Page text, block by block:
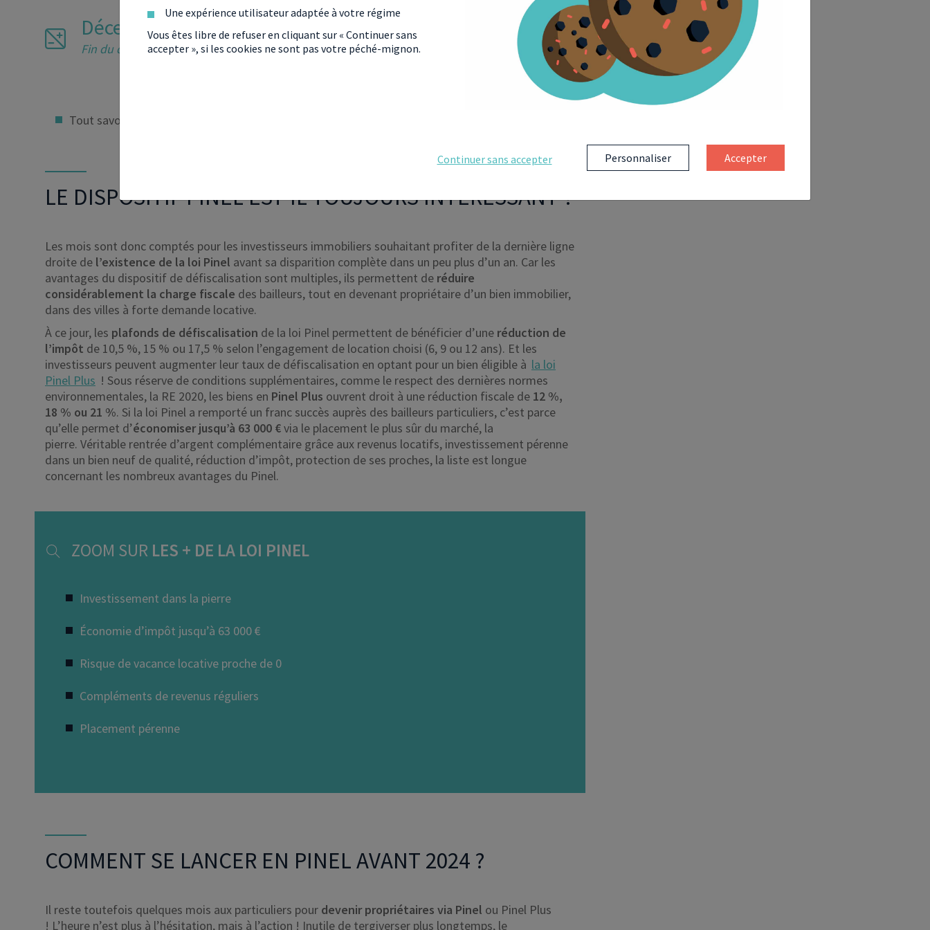
Décembre 2024
Fin du dispositif Pinel
Tout savoir sur
LE DISPOSITIF PINEL EST-IL TOUJOURS INTÉRESSANT ?
Les mois sont donc comptés pour les investisseurs immobiliers souhaitant profiter de la dernière ligne
droite de l’existence de la loi Pinel avant sa disparition complète dans un peu plus d’un an. Car les
avantages du dispositif de défiscalisation sont multiples, ils permettent de réduire
considérablement la charge fiscale des bailleurs, tout en devenant propriétaire d’un bien immobilier,
dans des villes à forte demande locative.
À ce jour, les plafonds de défiscalisation de la loi Pinel permettent de bénéficier d’une réduction de
l’impôt de 10,5 %, 15 % ou 17,5 % selon l’engagement de location choisi (6, 9 ou 12 ans). Et les
investisseurs peuvent augmenter leur taux de défiscalisation en optant pour un bien éligible à la loi
Pinel Plus ! Sous réserve de conditions supplémentaires, comme le respect des dernières normes
environnementales, la RE 2020, les biens en Pinel Plus ouvrent droit à une réduction fiscale de 12 %,
18 % ou 21 %. Si la loi Pinel a remporté un franc succès auprès des bailleurs particuliers, c’est parce
qu’elle permet d’économiser jusqu’à 63 000 €via le placement le plus sûr du marché, la
pierre. Véritable rentrée d’argent complémentaire grâce aux revenus locatifs, investissement pérenne
dans un bien neuf de qualité, réduction d’impôt, protection de ses proches, la liste est longue
concernant les nombreux avantages du Pinel.
ZOOM SUR LES + DE LA LOI PINEL
Investissement dans la pierre
Économie d’impôt jusqu’à 63 000 €
Risque de vacance locative proche de 0
Compléments de revenus réguliers
Placement pérenne
COMMENT SE LANCER EN PINEL AVANT 2024 ?
Il reste toutefois quelques mois aux particuliers pour devenir propriétaires via Pinel ou Pinel Plus
! L’heure n’est plus à l’hésitation, mais à l’action ! Inutile de tergiverser plus longtemps, le
Une expérience utilisateur adaptée à votre régime
Vous êtes libre de refuser en cliquant sur « Continuer sans
accepter », si les cookies ne sont pas votre péché-mignon.
Continuer sans accepter Personnaliser Accepter